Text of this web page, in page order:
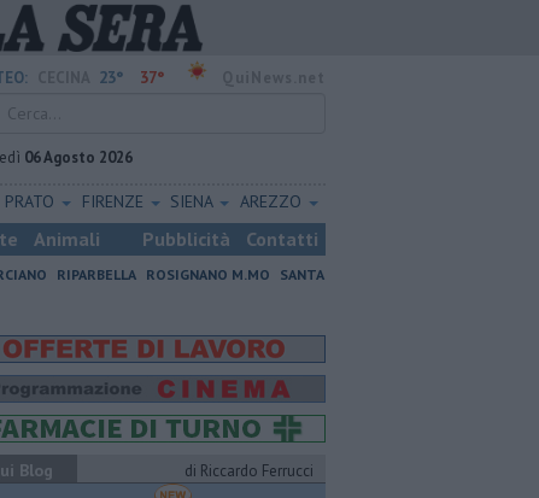
23° 37°
06 Agosto 2026
PRATO FIRENZE SIENA AREZZO
Animali Pubblicità Contatti
RIPARBELLA ROSIGNANO M.MO
SANTA
Blog
di Riccardo Ferrucci